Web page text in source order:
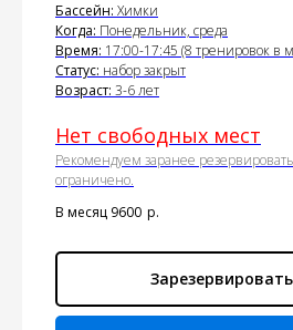
Бассейн: Химки
Когда: Понедельник, среда
Время: 17:00-17:45 (8 тренировок в
Статус: набор закрыт
Возраст: 3-6 лет
Нет свободных мест
Рекомендуем заранее
ограничено.
В месяц 9600 р.